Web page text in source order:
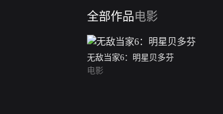
全部作品电影
无敌当家6：明星贝多芬
电影